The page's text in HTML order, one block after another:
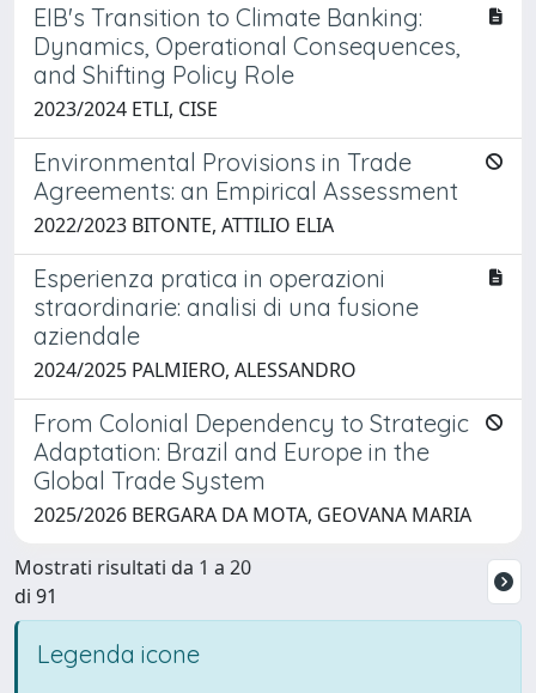
EIB's Transition to Climate Banking:
Dynamics, Operational Consequences,
and Shifting Policy Role
2023/2024 ETLI, CISE
Environmental Provisions in Trade
Agreements: an Empirical Assessment
2022/2023 BITONTE, ATTILIO ELIA
Esperienza pratica in operazioni
straordinarie: analisi di una fusione
aziendale
2024/2025 PALMIERO, ALESSANDRO
From Colonial Dependency to Strategic
Adaptation: Brazil and Europe in the
Global Trade System
2025/2026 BERGARA DA MOTA, GEOVANA MARIA
Mostrati risultati da 1 a 20
di 91
Legenda icone